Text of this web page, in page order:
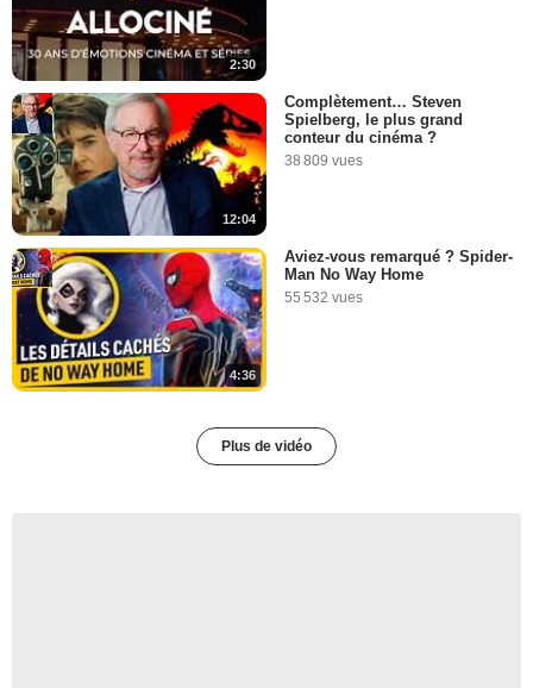
2:30
12:04
Complètement… Steven
Spielberg, le plus grand
conteur du cinéma ?
38 809 vues
4:36
Aviez-vous remarqué ? Spider-
Man No Way Home
55 532 vues
Plus de vidéo